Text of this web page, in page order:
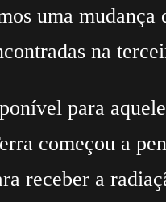
uma
na
para
começou a
receber a